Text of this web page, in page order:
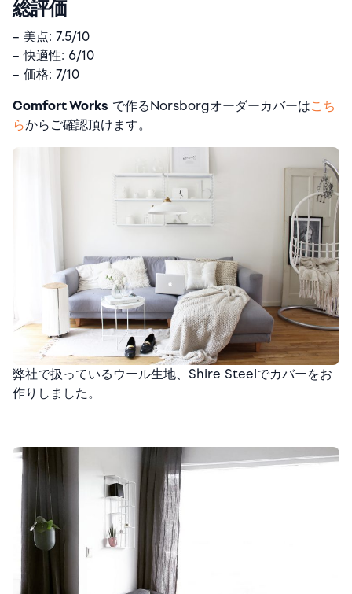
総評価
– 美点: 7.5/10
– 快適性: 6/10
– 価格: 7/10
Comfort Works で作るNorsborgオーダーカバーはこち
らからご確認頂けます。
弊社で扱っているウール生地、Shire Steelでカバーをお
作りしました。